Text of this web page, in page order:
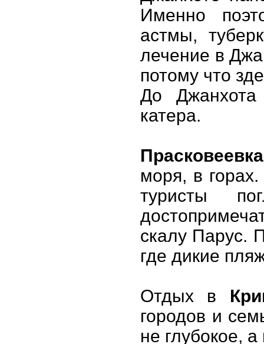
Именно
астмы,
лечение в
потому что
До Джанхота
катера.
Прасковеевка
моря, в
туристы
скалу Парус.
где дикие
Отдых в
городов и
не глубокое,